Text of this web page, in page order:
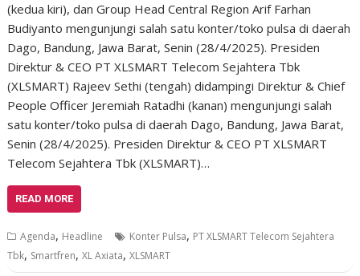
(kedua kiri), dan Group Head Central Region Arif Farhan
Budiyanto mengunjungi salah satu konter/toko pulsa di daerah
Dago, Bandung, Jawa Barat, Senin (28/4/2025). Presiden
Direktur & CEO PT XLSMART Telecom Sejahtera Tbk
(XLSMART) Rajeev Sethi (tengah) didampingi Direktur & Chief
People Officer Jeremiah Ratadhi (kanan) mengunjungi salah
satu konter/toko pulsa di daerah Dago, Bandung, Jawa Barat,
Senin (28/4/2025). Presiden Direktur & CEO PT XLSMART
Telecom Sejahtera Tbk (XLSMART)…
READ MORE
Agenda, Headline Konter Pulsa, PT XLSMART Telecom Sejahtera
Tbk, Smartfren,XL Axiata,XLSMART